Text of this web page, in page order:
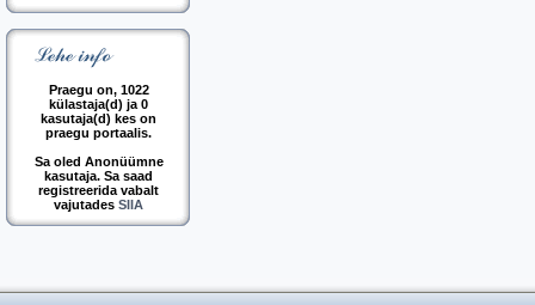
Praegu on, 1022
külastaja(d) ja 0
kasutaja(d) kes on
praegu portaalis.
Sa oled Anonüümne
kasutaja. Sa saad
registreerida vabalt
vajutades SIIA